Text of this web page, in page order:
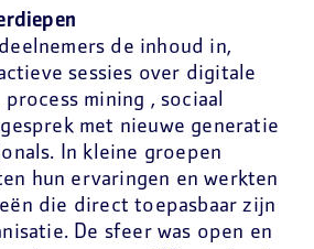
de inhoud in,
sessies over digitale
mining , sociaal
met nieuwe generatie
In kleine groepen
hun ervaringen en werkten
die direct toepasbaar zijn
De sfeer was open en